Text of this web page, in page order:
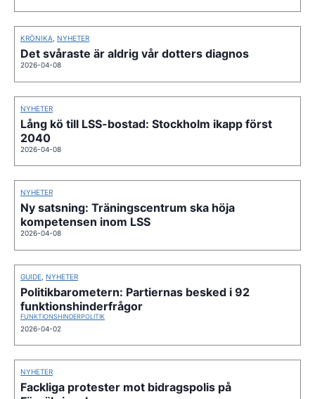
KRÖNIKA NYHETER
Det svåraste är aldrig vår dotters diagnos
2026-04-08
NYHETER
Lång kö till LSS-bostad: Stockholm ikapp först
2040
2026-04-08
NYHETER
Ny satsning: Träningscentrum ska höja
kompetensen inom LSS
2026-04-08
GUIDE NYHETER
Politikbarometern: Partiernas besked i 92
funktionshinderfrågor
FUNKTIONSHINDERPOLITIK
2026-04-02
NYHETER
Fackliga protester mot bidragspolis på